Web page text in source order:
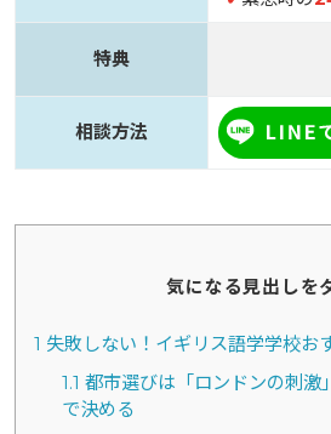
特典
相談方法
気になる見出しを
1 失敗しない！イギリス語学学校お
1.1 都市選びは「ロンドンの刺激
で決める